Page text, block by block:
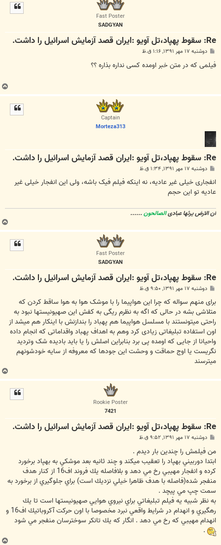
Fast Poster
SADGYAN
Re: سقوط پهپاد،تل آویو :ایران قصد آزمایش اسرائیل را داشت.
پ
ت
دوشنبه ۱۷ مهر ۱۳۹۱, ۱:۱۶ ق.ظ
فیلمی که در متن خبر اومده کسی نداره بذاره ؟؟
ب
ا
Captain
Morteza313
Re: سقوط پهپاد،تل آویو :ایران قصد آزمایش اسرائیل را داشت.
پ
ت
دوشنبه ۱۷ مهر ۱۳۹۱, ۱:۳۴ ق.ظ
انفجاری خیلی غیر عادیه، نه اینکه فیلم فیک باشه، ولی این انفجار خیلی غیر
عادیه تو این حجم
ان الارض یرثها عبادیالصالحون......
ب
ا
Fast Poster
SADGYAN
Re: سقوط پهپاد،تل آویو :ایران قصد آزمایش اسرائیل را داشت.
پ
ت
دوشنبه ۱۷ مهر ۱۳۹۱, ۹:۵۰ ق.ظ
برای منهم سواله که چرا این هواپیما را با موشک هوا به هوا ساقط کردن که
متلاشی بشه در حالی که اگه به نظرم ریگی به کفش این صهیونیستها نبود به
راحتی میتونستند با مسلسل هواپیما هم پهباد را بندازنش با اینکار هم میشد از
اون استفاده تبلیغاتی زیادی کرد وهم به اهداف پهباد واقداماتی که انجام داده
واحیانا از جایی که اومده پی برد بنابراین اصلش را یا باید بادیده شک وتردید
نگریست یا اوج حماقت و وحشت این جودها که معروفه از سایه خودشونهم
میترسند
ب
ا
Rookie Poster
7421
Re: سقوط پهپاد،تل آویو :ایران قصد آزمایش اسرائیل را داشت.
پ
ت
دوشنبه ۱۷ مهر ۱۳۹۱, ۹:۵۲ ق.ظ
من فيلمش را چندين بار ديدم .
ابتدا دوربيني بهپاد را تعقيب ميكند و چند ثانيه بعد موشكي به بهپاد برخورد
كرده و انفجار مهيبي رخ مي دهد و بلافاصله يك فروند اف16 از كنار هدف
منفجر شده(فاصله با هدف ظاهرا خيلي نزديك است) براي جلوگيري از برخورد به
سمت چپ مي پيچد .
به نظر شبيه يه فيلم تبليغاتي براي نيروي هوايي صهيونيستها است تا يك
رهگيري و انهدام در شرايط واقعي نبرد مخصوصا با اون حركت آكروباتيك اف16 و
انهدام مهيبي كه رخ مي دهد . انگار كه يك تانكر سوخترسان منفجر مي شود
.
ب